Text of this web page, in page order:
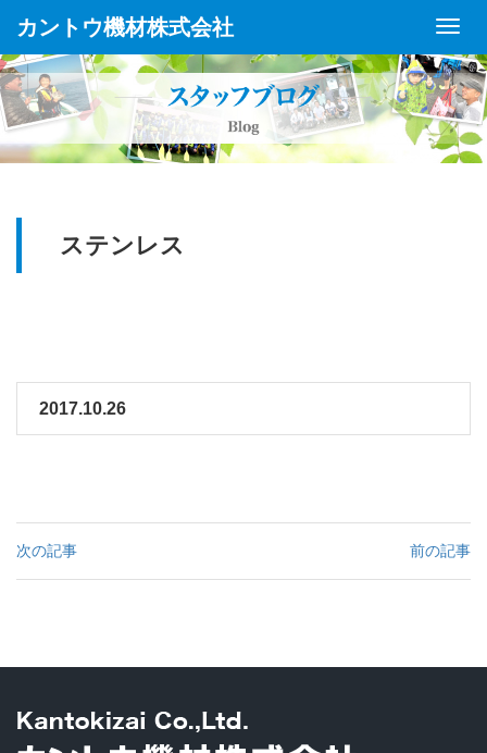
カントウ機材株式会社
ステンレス
2017.10.26
次の記事 前の記事